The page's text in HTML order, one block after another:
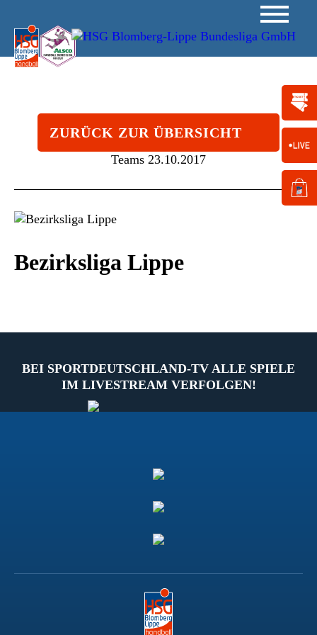
ZURÜCK ZUR ÜBERSICHT
Teams 23.10.2017
Bezirksliga Lippe
BEI SPORTDEUTSCHLAND-TV ALLE SPIELE
IM LIVESTREAM VERFOLGEN!